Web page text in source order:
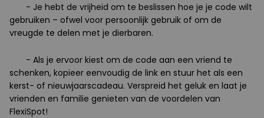
- Je hebt de vrijheid om te beslissen hoe je je code wilt
gebruiken – ofwel voor persoonlijk gebruik of om de
vreugde te delen met je dierbaren.
- Als je ervoor kiest om de code aan een vriend te
schenken, kopieer eenvoudig de link en stuur het als een
kerst- of nieuwjaarscadeau. Verspreid het geluk en laat je
vrienden en familie genieten van de voordelen van
FlexiSpot!